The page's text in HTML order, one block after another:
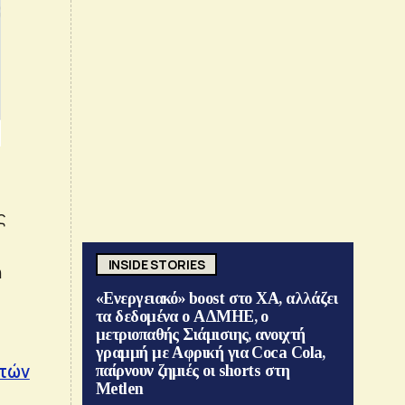
INSIDE STORIES
«Ενεργειακό» boost στο ΧΑ, αλλάζει
τα δεδομένα ο ΑΔΜΗΕ, ο
μετριοπαθής Σιάμισιης, ανοιχτή
γραμμή με Αφρική για Coca Cola,
παίρνουν ζημιές οι shorts στη
Metlen